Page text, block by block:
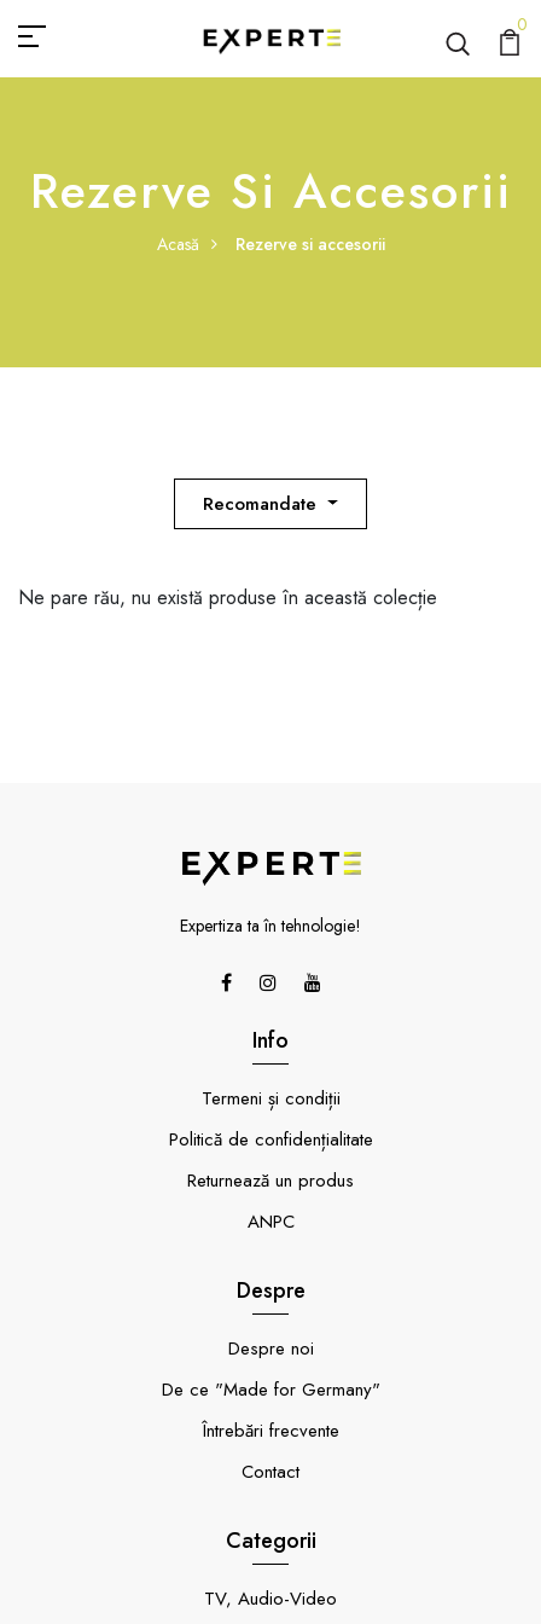
0
Rezerve Si Accesorii
Acasă Rezerve si accesorii
Recomandate
Ne pare rău, nu există produse în această colecție
Expertiza ta în tehnologie!
Info
Termeni și condiții
Politică de confidențialitate
Returnează un produs
ANPC
Despre
Despre noi
De ce "Made for Germany"
Întrebări frecvente
Contact
Categorii
TV, Audio-Video